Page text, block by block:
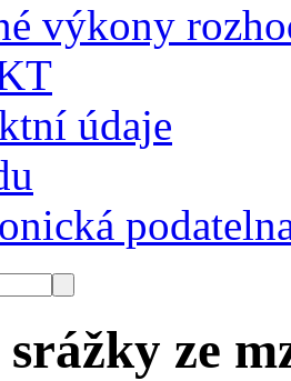
výkony
údaje
ze